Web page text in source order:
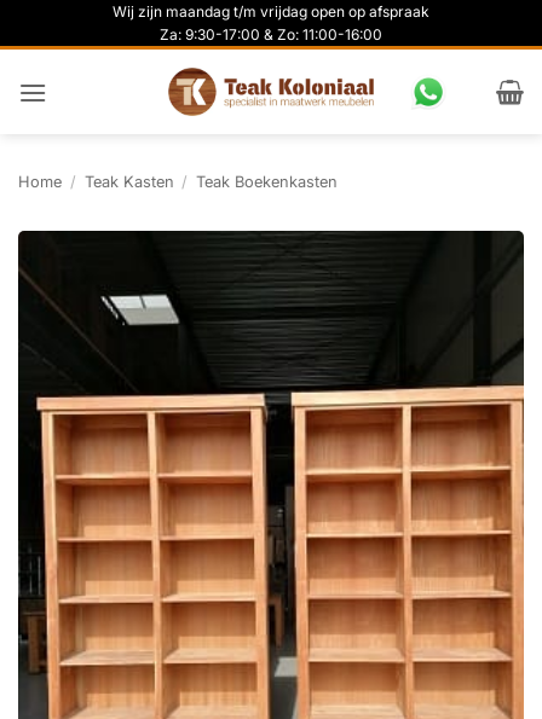
naar
Wij zijn maandag t/m vrijdag open op afspraak
Za: 9:30-17:00 & Zo: 11:00-16:00
Home / Teak Kasten / Teak Boekenkasten